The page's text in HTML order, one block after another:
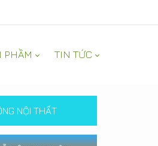
PHẦM TIN TỨC
NỘI THẤT